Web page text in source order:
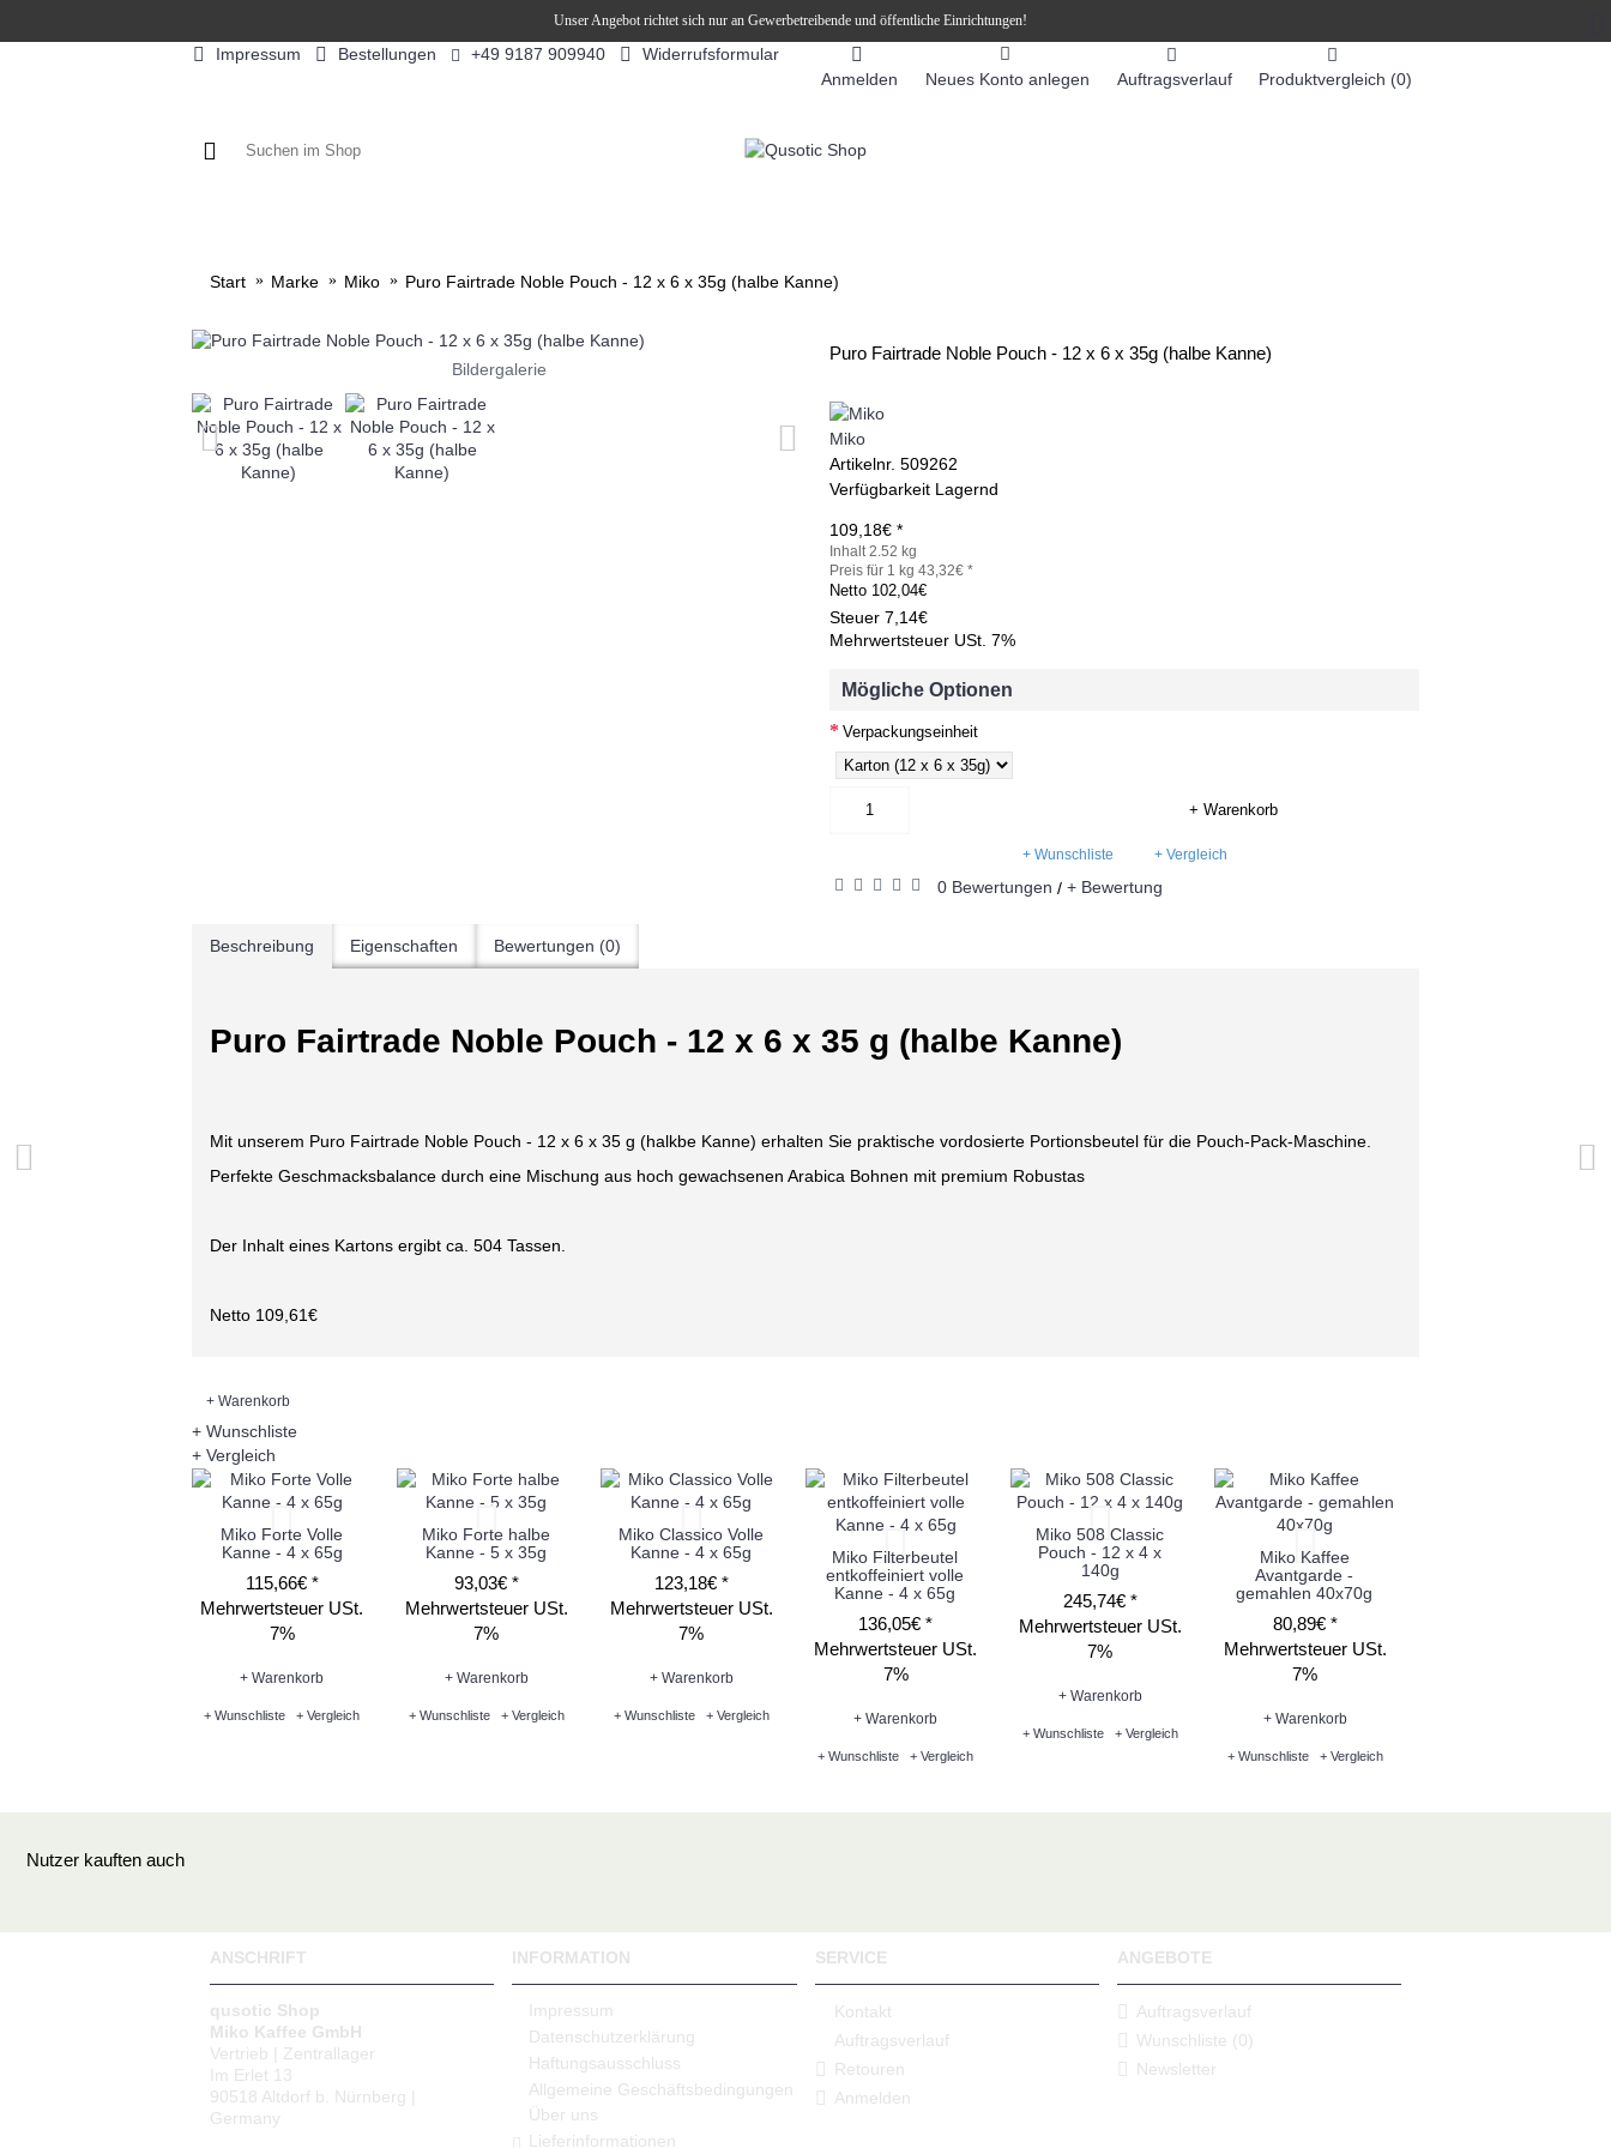
Unser Angebot richtet sich nur an Gewerbetreibende und öffentliche Einrichtungen!
Impressum Bestellungen +49 9187 909940
Widerrufsformular
Anmelden
Neues Konto anlegen Auftragsverlauf Produktvergleich (0)
Start Marke Miko Puro Fairtrade Noble Pouch - 12 x 6 x 35g (halbe Kanne)
Bildergalerie
Puro Fairtrade Noble Pouch - 12 x 6 x 35g (halbe Kanne)
Miko
Artikelnr. 509262
Verfügbarkeit Lagernd
109,18€ *
Inhalt 2.52 kg
Preis für 1 kg 43,32€ *
Netto 102,04€
Steuer 7,14€
Mehrwertsteuer USt. 7%
Mögliche Optionen
Verpackungseinheit
+ Warenkorb
+ Wunschliste + Vergleich
0 Bewertungen / + Bewertung
Beschreibung Eigenschaften Bewertungen (0)
Puro Fairtrade Noble Pouch - 12 x 6 x 35 g (halbe Kanne)
Mit unserem Puro Fairtrade Noble Pouch - 12 x 6 x 35 g (halkbe Kanne) erhalten Sie praktische vordosierte Portionsbeutel für die Pouch-Pack-Maschine.
Perfekte Geschmacksbalance durch eine Mischung aus hoch gewachsenen Arabica Bohnen mit premium Robustas
Der Inhalt eines Kartons ergibt ca. 504 Tassen.
Netto 109,61€
+ Warenkorb
+ Wunschliste
+ Vergleich
Miko Forte Volle
Kanne - 4 x 65g
115,66€ *
Mehrwertsteuer USt.
7%
+ Warenkorb
+ Wunschliste + Vergleich
Miko Forte halbe
Kanne - 5 x 35g
93,03€ *
Mehrwertsteuer USt.
7%
+ Warenkorb
+ Wunschliste + Vergleich
Miko Classico Volle
Kanne - 4 x 65g
123,18€ *
Mehrwertsteuer USt.
7%
+ Warenkorb
+ Wunschliste + Vergleich
Miko Filterbeutel
entkoffeiniert volle
Kanne - 4 x 65g
136,05€ *
Mehrwertsteuer USt.
7%
+ Warenkorb
+ Wunschliste + Vergleich
Miko 508 Classic
Pouch - 12 x 4 x
140g
245,74€ *
Mehrwertsteuer USt.
7%
+ Warenkorb
+ Wunschliste + Vergleich
Miko Kaffee
Avantgarde -
gemahlen 40x70g
80,89€ *
Mehrwertsteuer USt.
7%
+ Warenkorb
+ Wunschliste + Vergleich
Nutzer kauften auch
ANSCHRIFT
qusotic Shop
Miko Kaffee GmbH
Vertrieb | Zentrallager
Im Erlet 13
90518 Altdorf b. Nürnberg |
Germany
INFORMATION
Impressum
Datenschutzerklärung
Haftungsausschluss
Allgemeine Geschäftsbedingungen
Über uns
Lieferinformationen
SERVICE
Kontakt
Auftragsverlauf
Retouren
Anmelden
ANGEBOTE
Auftragsverlauf
Wunschliste (0)
Newsletter